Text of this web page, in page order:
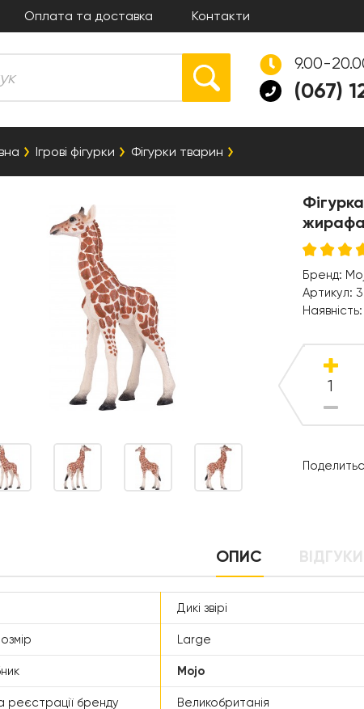
Оплата та доставка Контакти
9.00-
(067)
Ігрові фігурки Фігурки тварин
Бренд:
Артикул:
Наявність:
ОПИС
Дикі звірі
Large
Mojo
реєстрації бренду Великобританія